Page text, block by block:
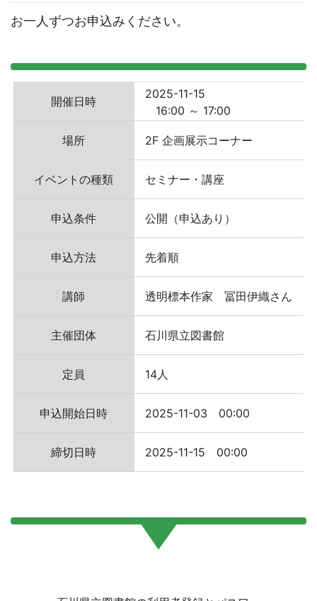
お一人ずつお申込みください。
開催日時
2025-11-15
16:00 ～ 17:00
場所 2F 企画展示コーナー
イベントの種類 セミナー・講座
申込条件 公開（申込あり）
申込方法 先着順
講師 透明標本作家 冨田伊織さん
主催団体 石川県立図書館
定員 14人
申込開始日時 2025-11-03 00:00
締切日時 2025-11-15 00:00